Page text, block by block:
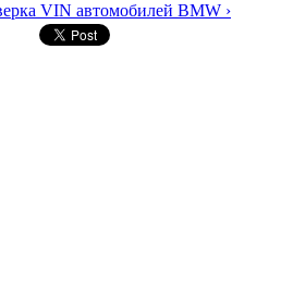
VIN автомобилей BMW ›